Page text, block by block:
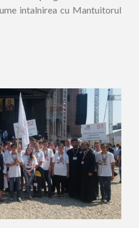
intalnirea cu Mantuitorul